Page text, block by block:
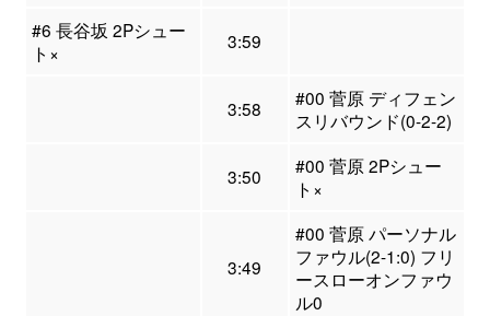
#6 長谷坂 2Pシュー
ト×
3:59
3:58
#00 菅原 ディフェン
スリバウンド(0-2-2)
3:50
#00 菅原 2Pシュー
ト×
3:49
#00 菅原 パーソナル
ファウル(2-1:0) フリ
ースローオンファウ
ル0